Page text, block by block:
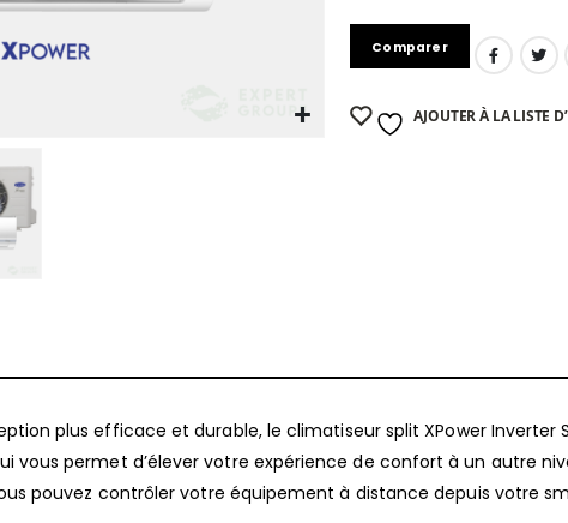
Comparer
AJOUTER À LA LISTE
plus efficace et durable, le climatiseur split XPower Inverter
vous permet d’élever votre expérience de confort à un autre
pouvez contrôler votre équipement à distance depuis votre